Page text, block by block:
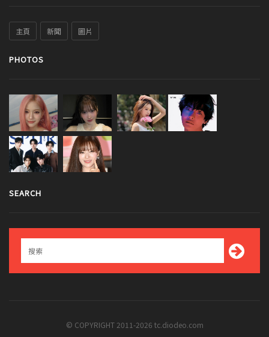
主頁 新聞 圖片
PHOTOS
SEARCH
© COPYRIGHT 2011-2026 tc.diodeo.com